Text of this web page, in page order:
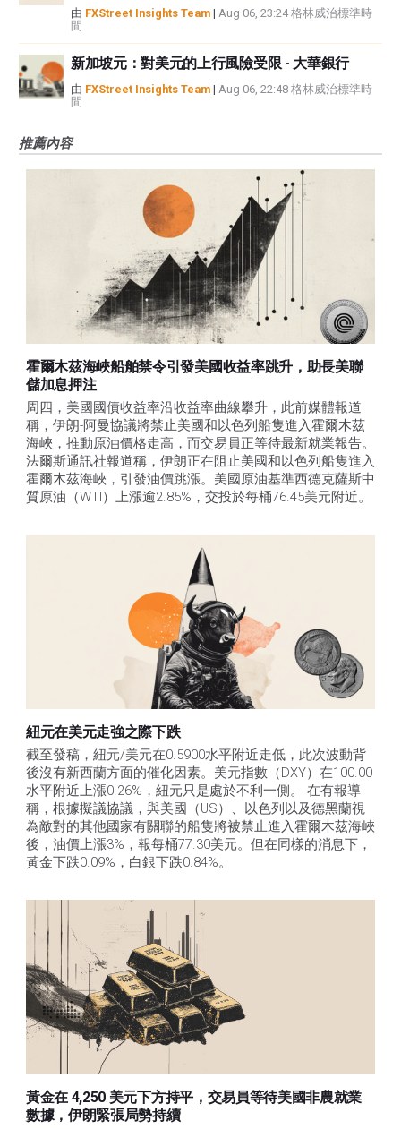
由 FXStreet Insights Team | Aug 06, 23:24 格林威治標準時
間
新加坡元：對美元的上行風險受限 - 大華銀行
由 FXStreet Insights Team | Aug 06, 22:48 格林威治標準時
間
推薦內容
霍爾木茲海峽船舶禁令引發美國收益率跳升，助長美聯
儲加息押注
周四，美國國債收益率沿收益率曲線攀升，此前媒體報道
稱，伊朗-阿曼協議將禁止美國和以色列船隻進入霍爾木茲
海峽，推動原油價格走高，而交易員正等待最新就業報告。
法爾斯通訊社報道稱，伊朗正在阻止美國和以色列船隻進入
霍爾木茲海峽，引發油價跳漲。美國原油基準西德克薩斯中
質原油（WTI）上漲逾2.85%，交投於每桶76.45美元附近。
紐元在美元走強之際下跌
截至發稿，紐元/美元在0.5900水平附近走低，此次波動背
後沒有新西蘭方面的催化因素。美元指數（DXY）在100.00
水平附近上漲0.26%，紐元只是處於不利一側。 在有報導
稱，根據擬議協議，與美國（US）、以色列以及德黑蘭視
為敵對的其他國家有關聯的船隻將被禁止進入霍爾木茲海峽
後，油價上漲3%，報每桶77.30美元。但在同樣的消息下，
黃金下跌0.09%，白銀下跌0.84%。
黃金在 4,250 美元下方持平，交易員等待美國非農就業
數據，伊朗緊張局勢持續